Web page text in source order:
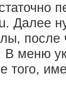
Далее
после
меню
того,